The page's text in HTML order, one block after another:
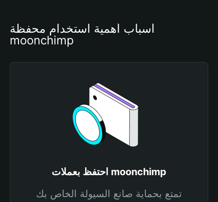
أسباب أهمية استخدام محفظة
moonchimp
احتفظ بعملات moonchimp
تمتع بحماية صانع السيولة الخاص بك